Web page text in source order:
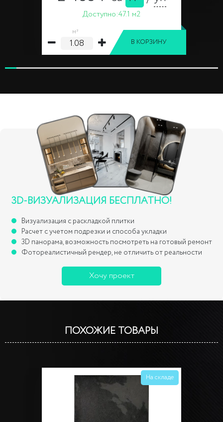
Доступно:47.1 м2
м²
В КОРЗИНУ
3D-ВИЗУАЛИЗАЦИЯ БЕСПЛАТНО!
Визуализация с раскладкой плитки
Расчет с учетом подрезки и способа укладки
3D панорама, возможность посмотреть на готовый ремонт
Фотореалистичный рендер, не отличить от реальности
Хочу проект
ПОХОЖИЕ ТОВАРЫ
На складе